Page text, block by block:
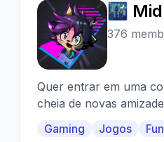
🌃
🌃
376
Quer entrar em uma
cheia de novas
Gaming Jogos Fun